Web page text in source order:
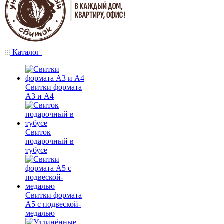
Каталог
Свитки формата
А3 и А4
Свиток
подарочный в
тубусе
Свитки формата
А5 с подвеской-
медалью